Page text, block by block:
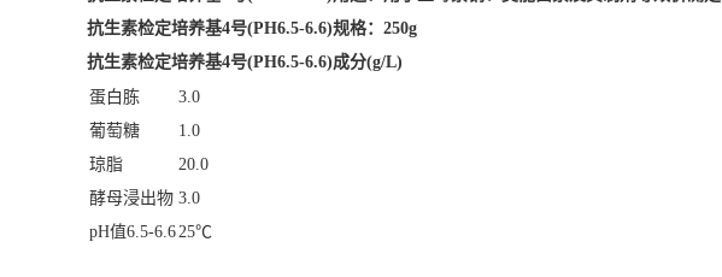
抗生素检定培养基4号(PH6.5-6.6)规格：250g
抗生素检定培养基4号(PH6.5-6.6)成分(g/L)
蛋白胨
3.0
葡萄糖
1.0
琼脂
20.0
酵母浸出物 3.0
pH值6.5-6.6 25℃